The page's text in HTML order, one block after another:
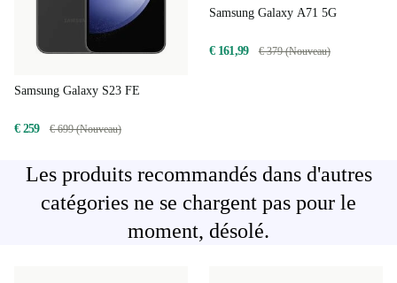
Samsung Galaxy S23 FE
€ 259 € 699 (Nouveau)
Samsung Galaxy A71 5G
€ 161,99 € 379 (Nouveau)
Les produits recommandés dans d'autres
catégories ne se chargent pas pour le
moment, désolé.